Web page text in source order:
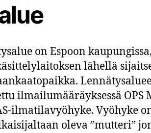
on Espoon kaupungissa,
lähellä
ilmailumääräyksessä OPS
ilmatilavyöhyke. Vyöhyke
oleva ”mutteri”